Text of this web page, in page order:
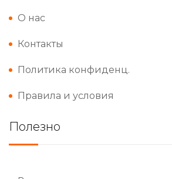
О нас
Контакты
Политика конфиденц.
Правила и условия
Полезно